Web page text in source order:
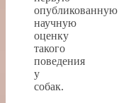
опубликованную
научную
оценку
такого
поведения
у
собак.